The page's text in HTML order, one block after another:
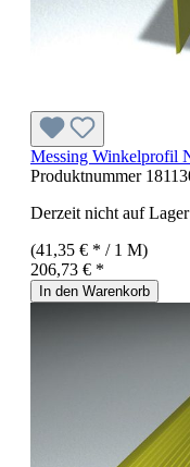
Messing Winkelprofil
Produktnummer
Derzeit nicht auf
(41,35 € * / 1 M)
206,73 € *
In den Warenkorb